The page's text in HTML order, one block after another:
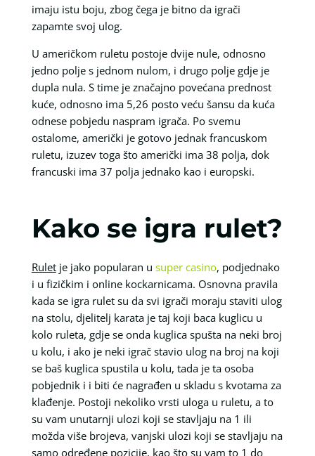
imaju istu boju, zbog čega je bitno da igrači
zapamte svoj ulog.
U američkom ruletu postoje dvije nule, odnosno
jedno polje s jednom nulom, i drugo polje gdje je
dupla nula. S time je značajno povećana prednost
kuće, odnosno ima 5,26 posto veću šansu da kuća
odnese pobjedu naspram igrača. Po svemu
ostalome, američki je gotovo jednak francuskom
ruletu, izuzev toga što američki ima 38 polja, dok
francuski ima 37 polja jednako kao i europski.
Kako se igra rulet?
Ruletje jako popularan u super casino, podjednako
i u fizičkim i online kockarnicama. Osnovna pravila
kada se igra rulet su da svi igrači moraju staviti ulog
na stolu, djelitelj karata je taj koji baca kuglicu u
kolo ruleta, gdje se onda kuglica spušta na neki broj
u kolu, i ako je neki igrač stavio ulog na broj na koji
se baš kuglica spustila u kolu, tada je ta osoba
pobjednik i i biti će nagrađen u skladu s kvotama za
klađenje. Postoji nekoliko vrsti uloga u ruletu, a to
su vam unutarnji ulozi koji se stavljaju na 1 ili
možda više brojeva, vanjski ulozi koji se stavljaju na
samo određene pozicije, kao što su vam to 1 do